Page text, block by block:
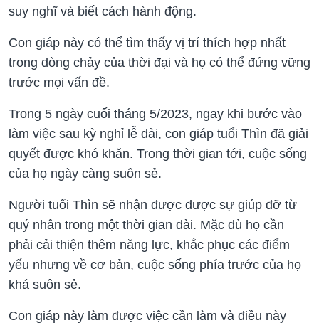
suy nghĩ và biết cách hành động.
Con giáp này có thể tìm thấy vị trí thích hợp nhất
trong dòng chảy của thời đại và họ có thể đứng vững
trước mọi vấn đề.
Trong 5 ngày cuối tháng 5/2023, ngay khi bước vào
làm việc sau kỳ nghỉ lễ dài, con giáp tuổi Thìn đã giải
quyết được khó khăn. Trong thời gian tới, cuộc sống
của họ ngày càng suôn sẻ.
Người tuổi Thìn sẽ nhận được được sự giúp đỡ từ
quý nhân trong một thời gian dài. Mặc dù họ cần
phải cải thiện thêm năng lực, khắc phục các điểm
yếu nhưng về cơ bản, cuộc sống phía trước của họ
khá suôn sẻ.
Con giáp này làm được việc cần làm và điều này